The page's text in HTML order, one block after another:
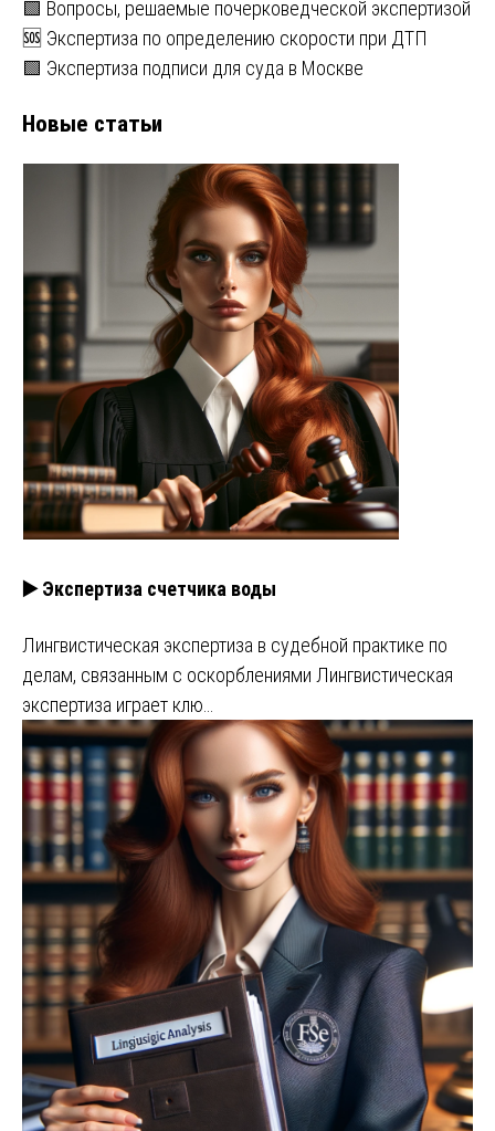
🟩 Вопросы, решаемые почерковедческой экспертизой
🆘 Экспертиза по определению скорости при ДТП
🟩 Экспертиза подписи для суда в Москве
Новые статьи
▶️ Экспертиза счетчика воды
Лингвистическая экспертиза в судебной практике по
делам, связанным с оскорблениями Лингвистическая
экспертиза играет клю…